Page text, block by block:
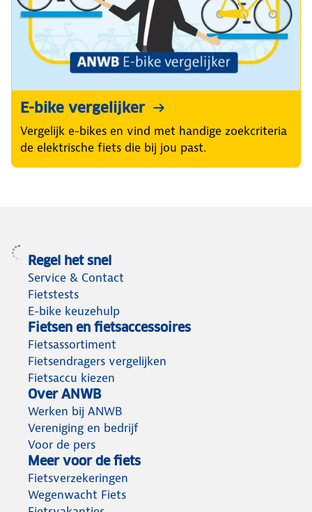
E-bike vergelijker
Vergelijk e-bikes en vind met handige zoekcriteria
de elektrische fiets die bij jou past.
Regel het snel
Service & Contact
Fietstests
E-bike keuzehulp
Fietsen en fietsaccessoires
Fietsassortiment
Fietsendragers vergelijken
Fietsaccu kiezen
Over ANWB
Werken bij ANWB
Vereniging en bedrijf
Voor de pers
Meer voor de fiets
Fietsverzekeringen
Wegenwacht Fiets